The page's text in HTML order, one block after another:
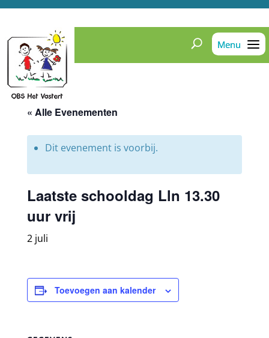
« Alle Evenementen
Dit evenement is voorbij.
Laatste schooldag Lln 13.30
uur vrij
2 juli
Toevoegen aan kalender